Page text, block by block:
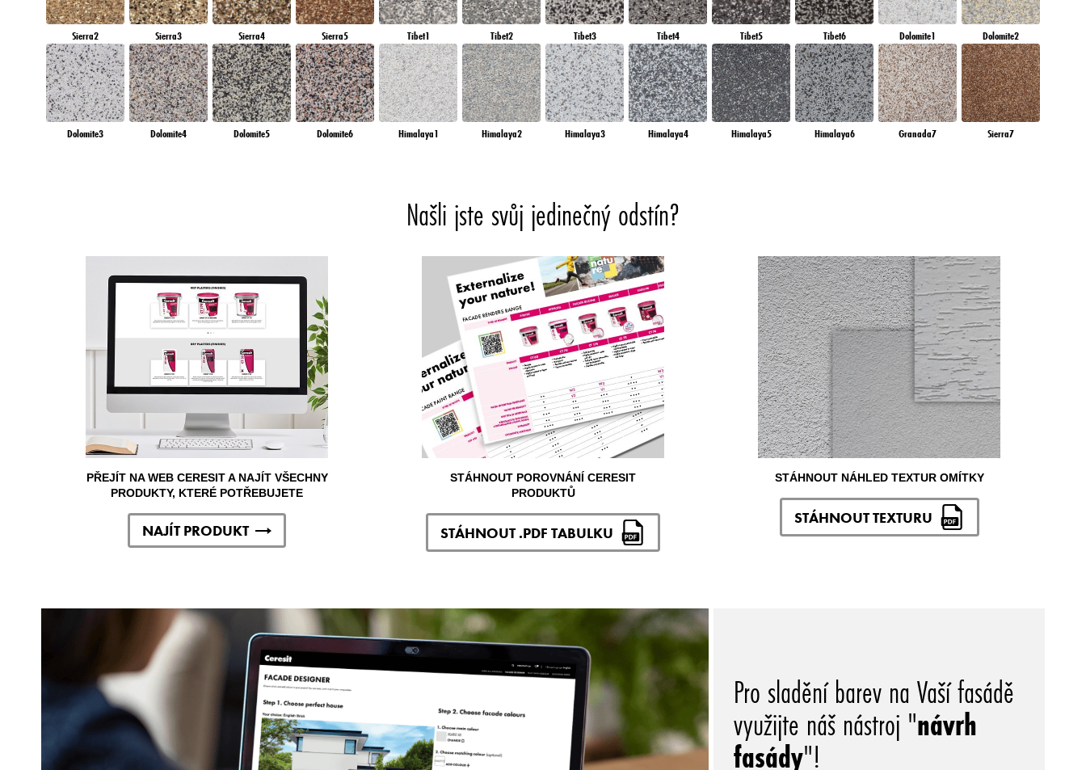
Sierra2 Sierra3 Sierra4 Sierra5 Tibet1 Tibet2 Tibet3 Tibet4 Tibet5 Tibet6 Dolomite1 Dolomite2
Dolomite3 Dolomite4 Dolomite5 Dolomite6 Himalaya1 Himalaya2 Himalaya3 Himalaya4 Himalaya5 Himalaya6 Granada7 Sierra7
Našli jste svůj jedinečný odstín?
PŘEJÍT NA WEB CERESIT A NAJÍT VŠECHNY
PRODUKTY, KTERÉ POTŘEBUJETE
NAJÍT PRODUKT
STÁHNOUT POROVNÁNÍ CERESIT
PRODUKTŮ
STÁHNOUT .PDF TABULKU
STÁHNOUT NÁHLED TEXTUR OMÍTKY
STÁHNOUT TEXTURU
Pro sladění barev na Vaší fasádě
využijte náš nástroj "návrh
fasády"!